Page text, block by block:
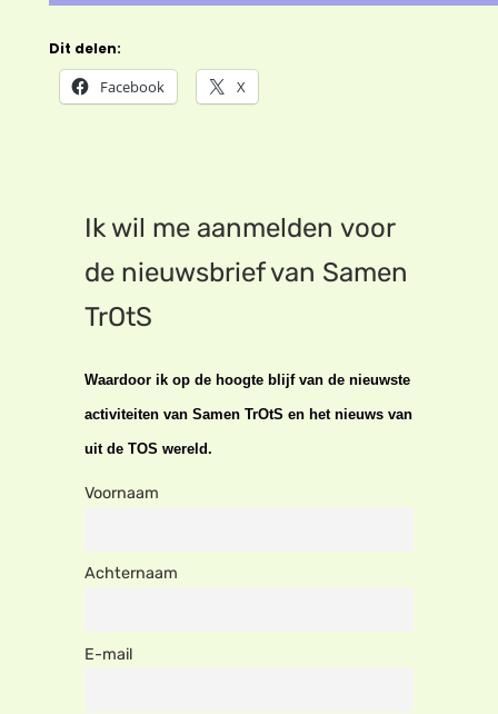
Dit delen:
Facebook X
Ik wil me aanmelden voor
de nieuwsbrief van Samen
TrOtS
Waardoor ik op de hoogte blijf van de nieuwste
activiteiten van Samen TrOtS en het nieuws van
uit de TOS wereld.
Voornaam
Achternaam
E-mail